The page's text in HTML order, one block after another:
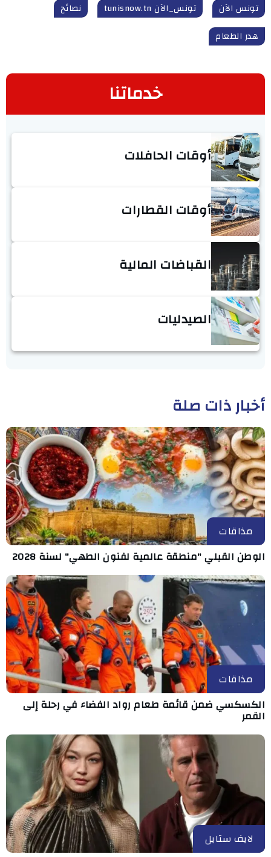
تونس الآن تونس_الآن tunisnow.tn
نصائح
هدر الطعام
خدماتنا
أوقات الحافلات
أوقات القطارات
القباضات المالية
الصيدليات
أخبار ذات صلة
مذاقات
الوطن القبلي "منطقة عالمية لفنون الطهي" لسنة 2028
مذاقات
الكسكسي ضمن قائمة طعام رواد الفضاء في رحلة إلى
القمر
لايف ستايل